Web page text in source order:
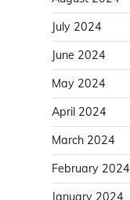
July 2024
June 2024
May 2024
April 2024
March 2024
February 2024
January 2024